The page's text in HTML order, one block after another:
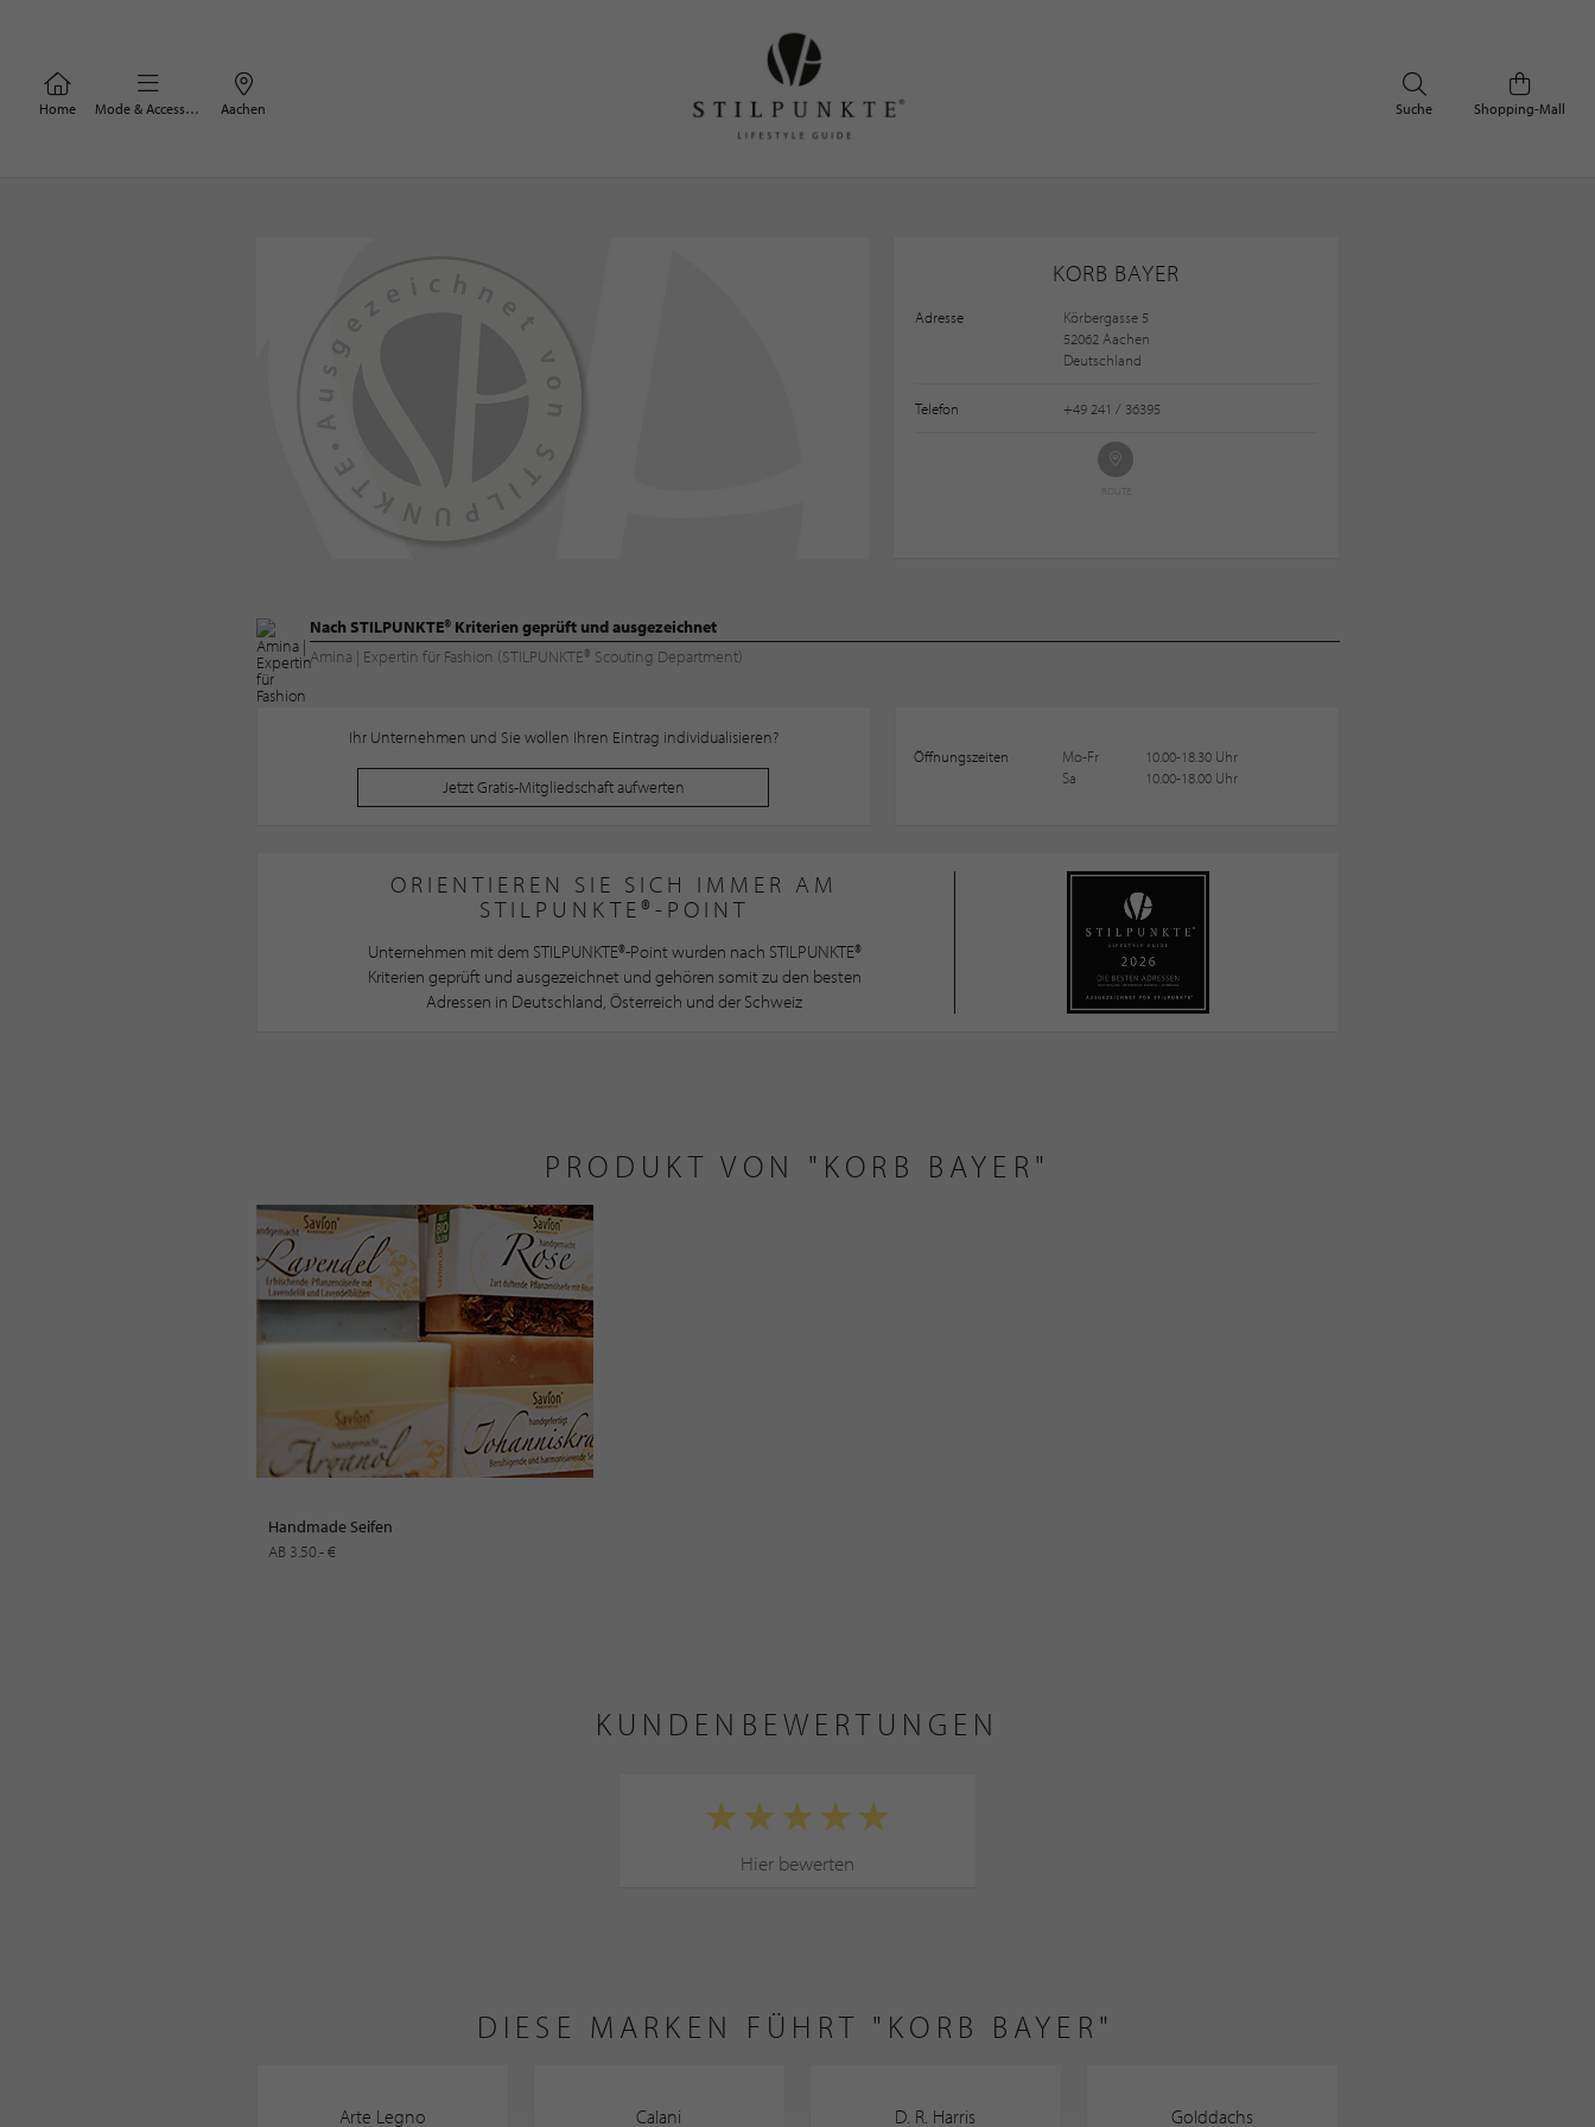
Home Mode & Accessoires Aachen Shopping-Mall
Suche
KORB BAYER
Adresse
Körbergasse 5
52062 Aachen
Deutschland
Telefon +49 241 / 36395
Nach STILPUNKTE® Kriterien geprüft und ausgezeichnet
Amina | Expertin für Fashion (STILPUNKTE® Scouting Department)
Ihr Unternehmen und Sie wollen Ihren Eintrag individualisieren?
Jetzt Gratis-Mitgliedschaft aufwerten
Öffnungszeiten
Mo-Fr
Sa
10.00-18.30 Uhr
10.00-18.00 Uhr
ORIENTIEREN SIE SICH IMMER AM
STILPUNKTE®-POINT
Unternehmen mit dem STILPUNKTE®-Point wurden nach STILPUNKTE®
Kriterien geprüft und ausgezeichnet und gehören somit zu den besten
Adressen in Deutschland, Österreich und der Schweiz
PRODUKT VON "KORB BAYER"
Handmade Seifen
AB 3.50.- €
KUNDENBEWERTUNGEN
Hier bewerten
DIESE MARKEN FÜHRT "KORB BAYER"
Arte Legno Calani D. R. Harris Golddachs